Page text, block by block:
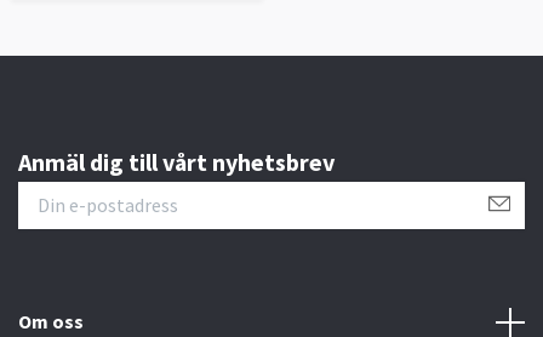
Anmäl dig till vårt nyhetsbrev
Om oss